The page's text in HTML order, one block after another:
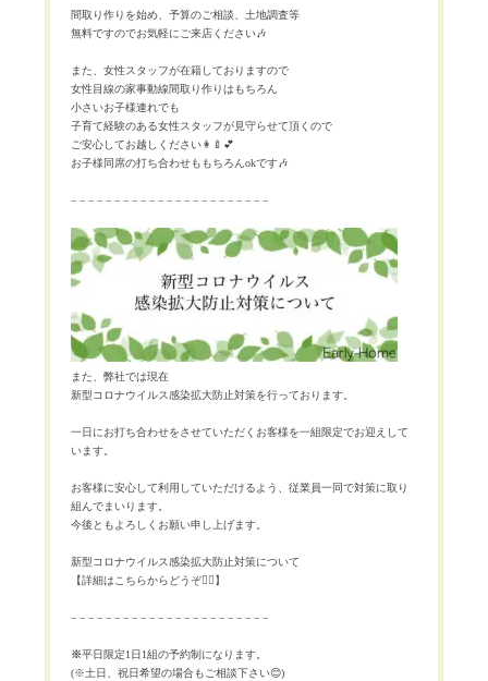
間取り作りを始め、予算のご相談、土地調査等
無料ですのでお気軽にご来店ください🎶
また、女性スタッフが在籍しておりますので
女性目線の家事動線間取り作りはもちろん
小さいお子様連れでも
子育て経験のある女性スタッフが見守らせて頂くので
ご安心してお越しください👩‍🍼💕
お子様同席の打ち合わせももちろんokです🎶
– – – – – – – – – – – – – – – – – – – – – – –
また、弊社では現在
新型コロナウイルス感染拡大防止対策を行っております。
一日にお打ち合わせをさせていただくお客様を一組限定でお迎えして
います。
お客様に安心して利用していただけるよう、従業員一同で対策に取り
組んでまいります。
今後ともよろしくお願い申し上げます。
新型コロナウイルス感染拡大防止対策について
【詳細はこちらからどうぞ💁‍♀️】
– – – – – – – – – – – – – – – – – – – – – – –
※平日限定1日1組の予約制になります。
(※土日、祝日希望の場合もご相談下さい😊)